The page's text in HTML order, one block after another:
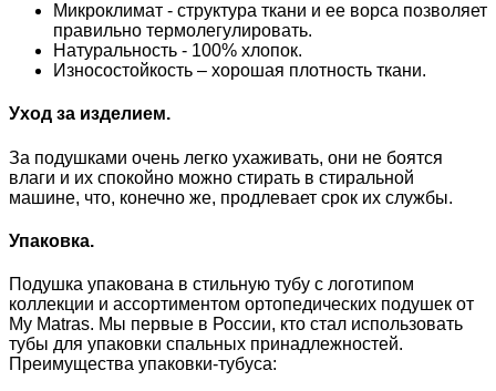
Микроклимат - структура ткани и ее ворса позволяет
правильно термолегулировать.
Натуральность - 100% хлопок.
Износостойкость – хорошая плотность ткани.
Уход за изделием.
За подушками очень легко ухаживать, они не боятся
влаги и их спокойно можно стирать в стиральной
машине, что, конечно же, продлевает срок их службы.
Упаковка.
Подушка упакована в стильную тубу с логотипом
коллекции и ассортиментом ортопедических подушек от
My Matras. Мы первые в России, кто стал использовать
тубы для упаковки спальных принадлежностей.
Преимущества упаковки-тубуса: